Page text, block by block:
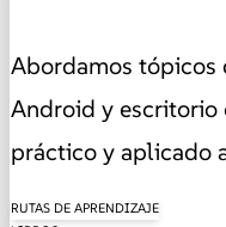
Abordamos tópicos
Android y escritorio
práctico y aplicado
RUTAS DE APRENDIZAJE